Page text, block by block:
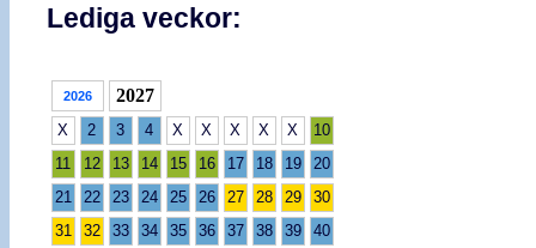
Lediga veckor:
2026 2027
X 2 3 4 X X X X X
10
11
12 13 14 15 16 17 18 19
20
21
22 23 24 25 26 27 28 29
30
31
32 33 34 35 36 37 38 39
40